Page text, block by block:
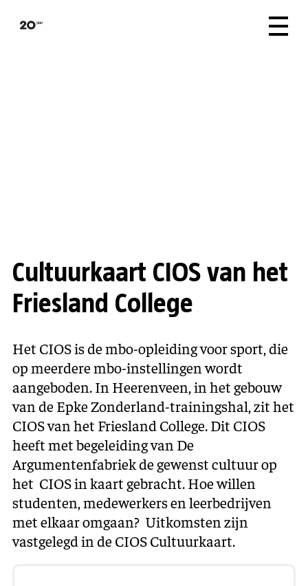
Cultuurkaart CIOS van het
Friesland College
Het CIOS is de mbo-opleiding voor sport, die
op meerdere mbo-instellingen wordt
aangeboden. In Heerenveen, in het gebouw
van de Epke Zonderland-trainingshal, zit het
CIOS van het Friesland College. Dit CIOS
heeft met begeleiding van De
Argumentenfabriek de gewenst cultuur op
het CIOS in kaart gebracht. Hoe willen
studenten, medewerkers en leerbedrijven
met elkaar omgaan? Uitkomsten zijn
vastgelegd in de CIOS Cultuurkaart.